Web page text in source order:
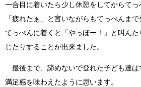
一合目に着いたら少し休憩をしてからてっ
「疲れたぁ」と言いながらもてっぺんまで
てっぺんに着くと「やっほー！」と叫ん
じたりすることが出来ました。
最後まで、諦めないで登れた子ども達は
満足感を味わえたように思います。